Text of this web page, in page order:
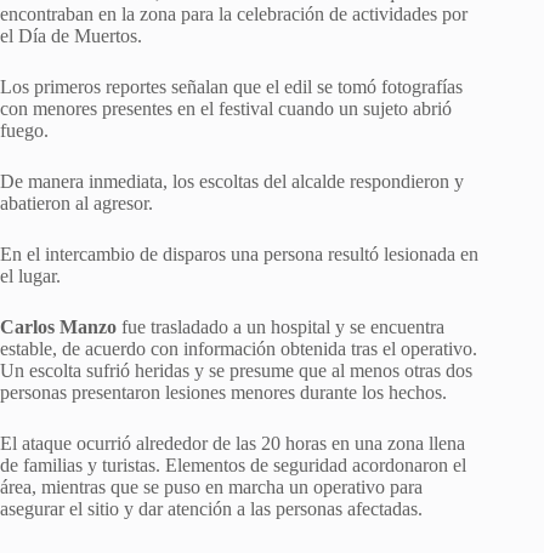
encontraban en la zona para la celebración de actividades por
el Día de Muertos.
Los primeros reportes señalan que el edil se tomó fotografías
con menores presentes en el festival cuando un sujeto abrió
fuego.
De manera inmediata, los escoltas del alcalde respondieron y
abatieron al agresor.
En el intercambio de disparos una persona resultó lesionada en
el lugar.
Carlos Manzo fue trasladado a un hospital y se encuentra
estable, de acuerdo con información obtenida tras el operativo.
Un escolta sufrió heridas y se presume que al menos otras dos
personas presentaron lesiones menores durante los hechos.
El ataque ocurrió alrededor de las 20 horas en una zona llena
de familias y turistas. Elementos de seguridad acordonaron el
área, mientras que se puso en marcha un operativo para
asegurar el sitio y dar atención a las personas afectadas.